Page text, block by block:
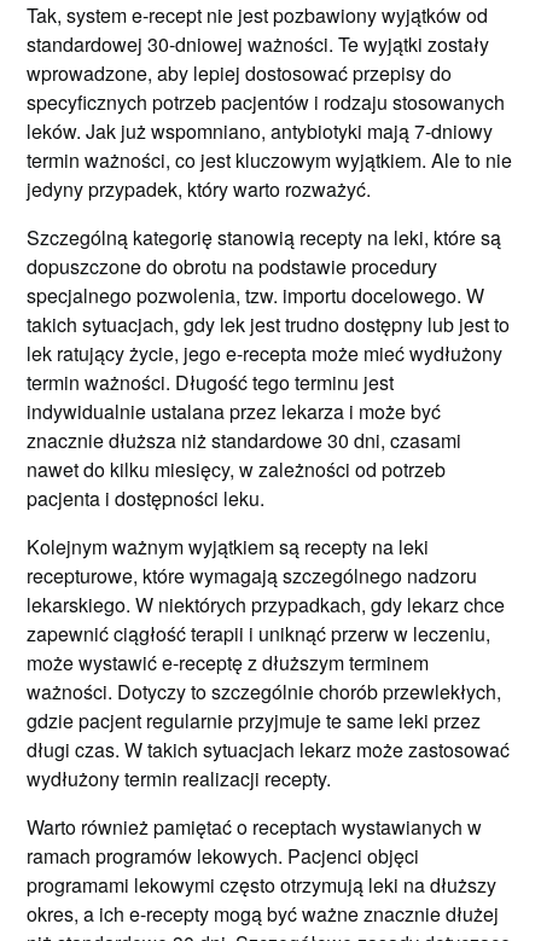
Tak, system e-recept nie jest pozbawiony wyjątków od
standardowej 30-dniowej ważności. Te wyjątki zostały
wprowadzone, aby lepiej dostosować przepisy do
specyficznych potrzeb pacjentów i rodzaju stosowanych
leków. Jak już wspomniano, antybiotyki mają 7-dniowy
termin ważności, co jest kluczowym wyjątkiem. Ale to nie
jedyny przypadek, który warto rozważyć.
Szczególną kategorię stanowią recepty na leki, które są
dopuszczone do obrotu na podstawie procedury
specjalnego pozwolenia, tzw. importu docelowego. W
takich sytuacjach, gdy lek jest trudno dostępny lub jest to
lek ratujący życie, jego e-recepta może mieć wydłużony
termin ważności. Długość tego terminu jest
indywidualnie ustalana przez lekarza i może być
znacznie dłuższa niż standardowe 30 dni, czasami
nawet do kilku miesięcy, w zależności od potrzeb
pacjenta i dostępności leku.
Kolejnym ważnym wyjątkiem są recepty na leki
recepturowe, które wymagają szczególnego nadzoru
lekarskiego. W niektórych przypadkach, gdy lekarz chce
zapewnić ciągłość terapii i uniknąć przerw w leczeniu,
może wystawić e-receptę z dłuższym terminem
ważności. Dotyczy to szczególnie chorób przewlekłych,
gdzie pacjent regularnie przyjmuje te same leki przez
długi czas. W takich sytuacjach lekarz może zastosować
wydłużony termin realizacji recepty.
Warto również pamiętać o receptach wystawianych w
ramach programów lekowych. Pacjenci objęci
programami lekowymi często otrzymują leki na dłuższy
okres, a ich e-recepty mogą być ważne znacznie dłużej